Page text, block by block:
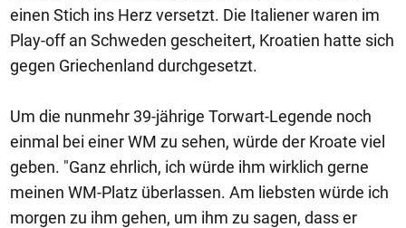
einen Stich ins Herz versetzt. Die Italiener waren im
Play-off an Schweden gescheitert, Kroatien hatte sich
gegen Griechenland durchgesetzt.
Um die nunmehr 39-jährige Torwart-Legende noch
einmal bei einer WM zu sehen, würde der Kroate viel
geben. "Ganz ehrlich, ich würde ihm wirklich gerne
meinen WM-Platz überlassen. Am liebsten würde ich
morgen zu ihm gehen, um ihm zu sagen, dass er